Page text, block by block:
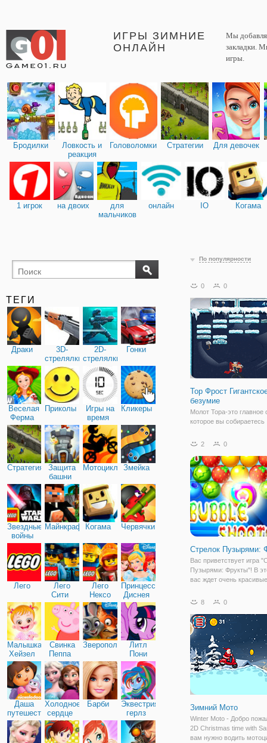
ИГРЫ ЗИМНИЕ
ОНЛАЙН
Мы
закладки.
игры.
Бродилки
Ловкость и
реакция
Головоломки Стратегии Для девочек
1 игрок на двоих
для
мальчиков
онлайн IO Когама
ТЕГИ
Драки
3D-
стрелялки
2D-
стрелялки
Гонки
Веселая
Ферма
Приколы
Игры на
время
Кликеры
Стратегия
Защита
башни
МотоциклыЗмейка
Звездные
войны
МайнкрафтКогама Червячки
Лего
Лего
Сити
Лего
Нексо
Найтс
Принцессы
Диснея
Малышка
Хейзел
Свинка
Пеппа
Зверополис
Литл
Пони
Дружба
Даша
путешественница
Холодное
сердце
Барби
Эквестрия
герлз
По популярности
0 0
Тор Фрост
безумие
Молот Тора-это главное
которое вы собираетесь
игре, где блоки
Тора, используя
вправо, и нажмите
2 0
Стрелок Пузырями:
Вас приветствует игра
Пузырями: Фрукты"! В
вас ждет очень
будет освободить.
заметила, что ее
фрукты и
8 0
Зимний Мото
Winter Moto - Добро
2D Christmas time with
вам нужно водить